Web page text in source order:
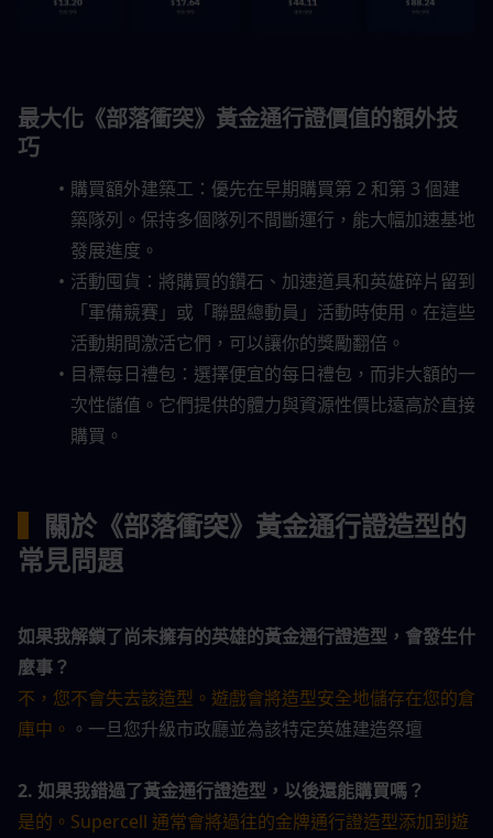
最大化《部落衝突》黃金通行證價值的額外技
巧
購買額外建築工：優先在早期購買第 2 和第 3 個建
築隊列。保持多個隊列不間斷運行，能大幅加速基地
發展進度。
活動囤貨：將購買的鑽石、加速道具和英雄碎片留到
「軍備競賽」或「聯盟總動員」活動時使用。在這些
活動期間激活它們，可以讓你的獎勵翻倍。
目標每日禮包：選擇便宜的每日禮包，而非大額的一
次性儲值。它們提供的體力與資源性價比遠高於直接
購買。
關於《部落衝突》黃金通行證造型的
常見問題
如果我解鎖了尚未擁有的英雄的黃金通行證造型，會發生什
麼事？
不，您不會失去該造型。遊戲會將造型安全地儲存在您的倉
庫中。 。一旦您升級市政廳並為該特定英雄建造祭壇
2. 如果我錯過了黃金通行證造型，以後還能購買嗎？
是的。Supercell 通常會將過往的金牌通行證造型添加到遊